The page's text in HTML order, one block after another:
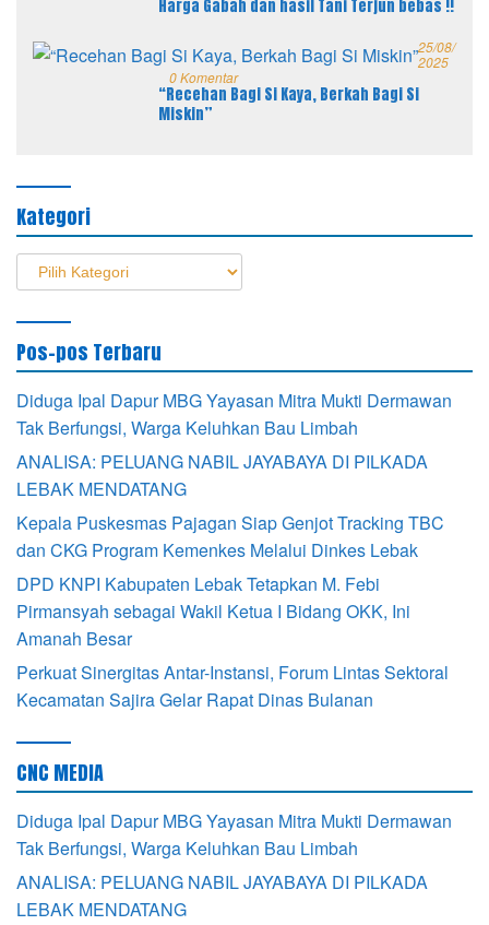
Harga Gabah dan hasil Tani Terjun bebas !!
25/08/
2025
0 Komentar
“Recehan Bagi Si Kaya, Berkah Bagi Si
Miskin”
Kategori
Kategori
Pos-pos Terbaru
Diduga Ipal Dapur MBG Yayasan Mitra Mukti Dermawan
Tak Berfungsi, Warga Keluhkan Bau Limbah
ANALISA: PELUANG NABIL JAYABAYA DI PILKADA
LEBAK MENDATANG
Kepala Puskesmas Pajagan Siap Genjot Tracking TBC
dan CKG Program Kemenkes Melalui Dinkes Lebak
DPD KNPI Kabupaten Lebak Tetapkan M. Febi
Pirmansyah sebagai Wakil Ketua I Bidang OKK, Ini
Amanah Besar
Perkuat Sinergitas Antar-Instansi, Forum Lintas Sektoral
Kecamatan Sajira Gelar Rapat Dinas Bulanan
CNC MEDIA
Diduga Ipal Dapur MBG Yayasan Mitra Mukti Dermawan
Tak Berfungsi, Warga Keluhkan Bau Limbah
ANALISA: PELUANG NABIL JAYABAYA DI PILKADA
LEBAK MENDATANG